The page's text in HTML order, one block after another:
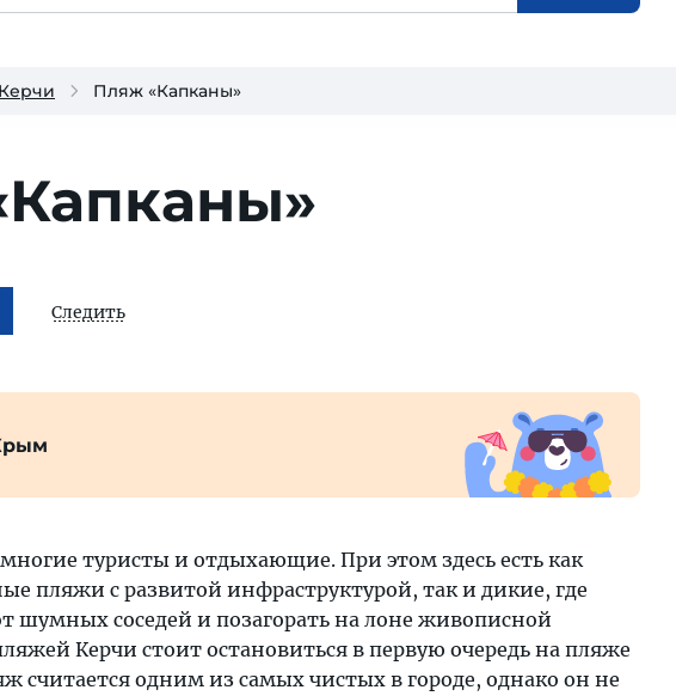
Пляж «Капканы»
Следить
туристы и отдыхающие. При этом здесь есть как
пляжи с развитой инфраструктурой, так и дикие, где
шумных соседей и позагорать на лоне живописной
Керчи стоит остановиться в первую очередь на пляже
считается одним из самых чистых в городе, однако он не